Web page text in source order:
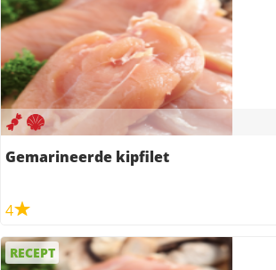
Gemarineerde kipfilet
4
RECEPT